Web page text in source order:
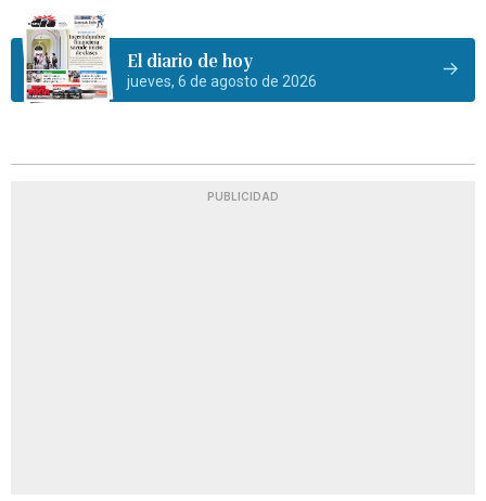
El diario de hoy
jueves, 6 de agosto de 2026
PUBLICIDAD